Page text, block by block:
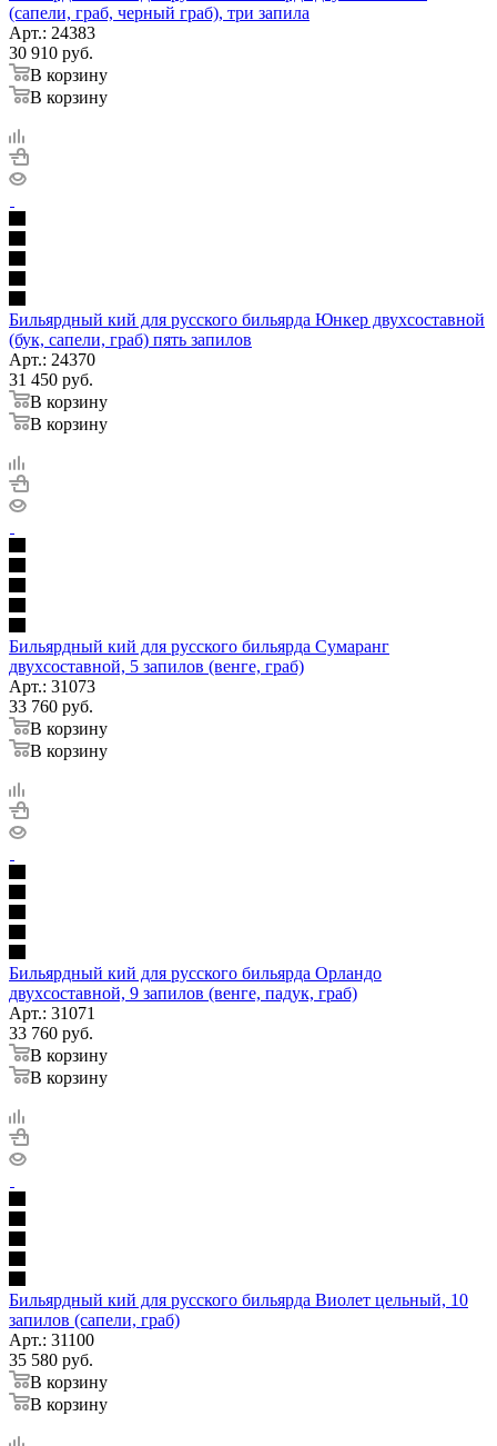
(сапели, граб, черный граб), три запила
Арт.: 24383
30 910 руб.
В корзину
В корзину
Бильярдный кий для русского бильярда Юнкер двухсоставной
(бук, сапели, граб) пять запилов
Арт.: 24370
31 450 руб.
В корзину
В корзину
Бильярдный кий для русского бильярда Сумаранг
двухсоставной, 5 запилов (венге, граб)
Арт.: 31073
33 760 руб.
В корзину
В корзину
Бильярдный кий для русского бильярда Орландо
двухсоставной, 9 запилов (венге, падук, граб)
Арт.: 31071
33 760 руб.
В корзину
В корзину
Бильярдный кий для русского бильярда Виолет цельный, 10
запилов (сапели, граб)
Арт.: 31100
35 580 руб.
В корзину
В корзину